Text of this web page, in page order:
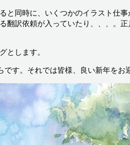
と同時に、いくつかのイラスト仕事
翻訳依頼が入っていたり、、、。正
とします。
す。それでは皆様、良い新年をお